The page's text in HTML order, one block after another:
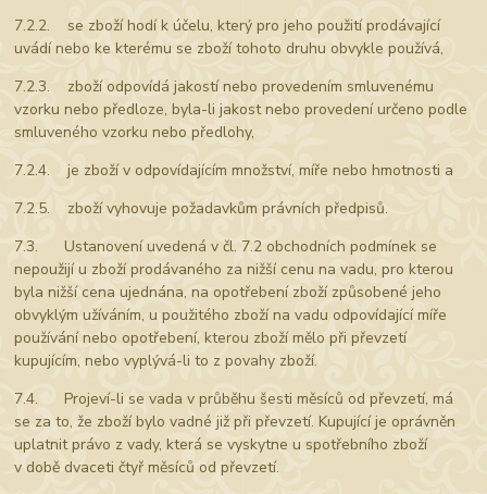
7.2.2. se zboží hodí k účelu, který pro jeho použití prodávající
uvádí nebo ke kterému se zboží tohoto druhu obvykle používá,
7.2.3. zboží odpovídá jakostí nebo provedením smluvenému
vzorku nebo předloze, byla-li jakost nebo provedení určeno podle
smluveného vzorku nebo předlohy,
7.2.4. je zboží v odpovídajícím množství, míře nebo hmotnosti a
7.2.5. zboží vyhovuje požadavkům právních předpisů.
7.3. Ustanovení uvedená v čl. 7.2 obchodních podmínek se
nepoužijí u zboží prodávaného za nižší cenu na vadu, pro kterou
byla nižší cena ujednána, na opotřebení zboží způsobené jeho
obvyklým užíváním, u použitého zboží na vadu odpovídající míře
používání nebo opotřebení, kterou zboží mělo při převzetí
kupujícím, nebo vyplývá-li to z povahy zboží.
7.4. Projeví-li se vada v průběhu šesti měsíců od převzetí, má
se za to, že zboží bylo vadné již při převzetí. Kupující je oprávněn
uplatnit právo z vady, která se vyskytne u spotřebního zboží
v době dvaceti čtyř měsíců od převzetí.